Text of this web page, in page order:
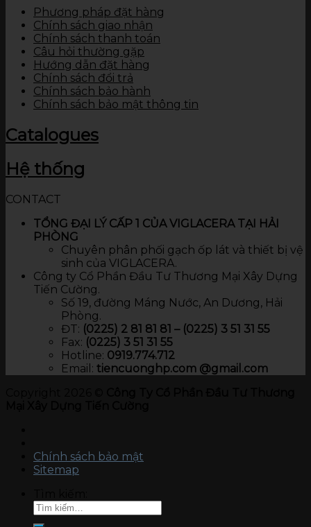
Phương pháp đặt hàng
Chính sách giao nhận
Chính sách thanh toán
Câu hỏi thường gặp
Hướng dẫn đặt hàng
Chính sách đổi trả
Chính sách bảo hành
Chính sách bảo mật thông tin
Catalogues
Hệ thống
CONTACT
TỔNG ĐẠI LÝ CẤP 1 CỦA VIGLACERA TẠI HẢI
PHÒNG
Chuyên phân phối gạch ốp lát và thiết bị vệ
sinh của VIGLACERA.
Công ty Cổ Phần Đầu Tư Thương Mại Xây Dựng
Tiến Cường.
Số 19, đường Máng Nước, An Dương, Hải
Phòng.
ĐT: (0225) 2 81 81 81 – (0225) 3 51 31 55
Fax: (0225) 3 51 31 55
Hotline: 0919.774.712​
Email: tiencuonghp.com @gmail.com
Chính sách bảo mật
Sitemap